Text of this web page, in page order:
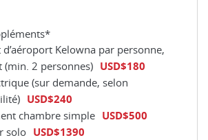
d’aéroport Kelowna par personne,
(min. 2 personnes) USD$180
(sur demande, selon
USD$240
chambre simple USD$500
solo USD$1390